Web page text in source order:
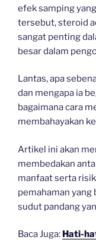
efek samping
tersebut, steroid
sangat penting
besar dalam
Lantas, apa
dan mengapa ia
bagaimana cara
membahayakan
Artikel ini akan
membedakan
manfaat serta
pemahaman yang
sudut pandang
Baca Juga: Hati-